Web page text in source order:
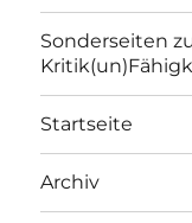
Sonderseiten
Startseite
Archiv